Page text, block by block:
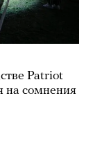
Patriot
на сомнения